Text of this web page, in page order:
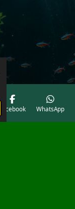
Facebook WhatsApp